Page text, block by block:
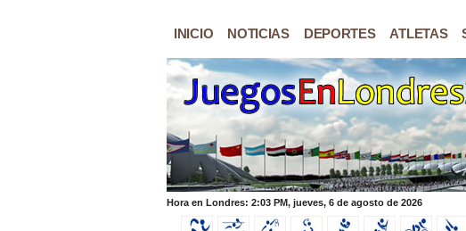
INICIO NOTICIAS DEPORTES ATLETAS
Hora en Londres: 2:03 PM, jueves, 6 de agosto de 2026